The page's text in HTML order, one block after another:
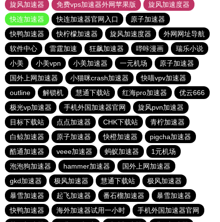
旋风加速器
免费vps加速器外网苹果版
旋风加速度器
快连加速器
快连加速器官网入口
原子加速器
快鸭加速器
快柠檬加速器 旋风加速度器
外网网址导航
软件中心
雷霆加速 狂飙加速器 哔咔漫画
瑞乐小说
小美
小美vpn 小美加速器 一元机场
原子加速器
国外上网加速器
小猫咪crash加速器
快喵vpv加速器
outline
解锁机 慧通下载站 红海pro加速器
优云666
极光vp加速器
手机外国加速器官网
旋风pvn加速器
目标下载站
点点加速器 CHK下载站
青柠加速器
白鲸加速器
原子加速器 快橙加速器
pigcha加速器
酷通加速器
veee加速器 蚂蚁加速器
1元机场
泡泡狗加速器
hammer加速器
国外上网加速器
gkd加速器
极风加速器 慧通下载站
极风加速器
暴雪加速器
起飞加速器 番石榴加速器
暴雪加速器
快鸭加速器
海外加速器试用一小时
手机外国加速器官网